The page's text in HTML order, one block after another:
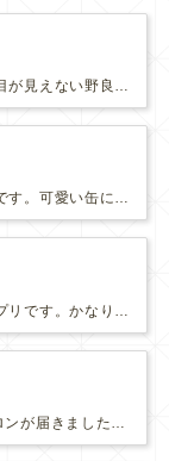
ちょっと前から気になっている目が見えない野良猫ちゃんです。近所の人情報によると、子猫の時に飼い主が引っ越しするか何かで捨てられた…
患者様からのうれしい差し入れです。可愛い缶に入ったクッキーやキシリトールキャンディーなど、N様からの女子力の上がりそうな差し入…
U様からラムレーズン味のマカロンが届きました。U様は内科の女医さんです。先ごろ、男の子を出産されました。とってもオットリしてい…